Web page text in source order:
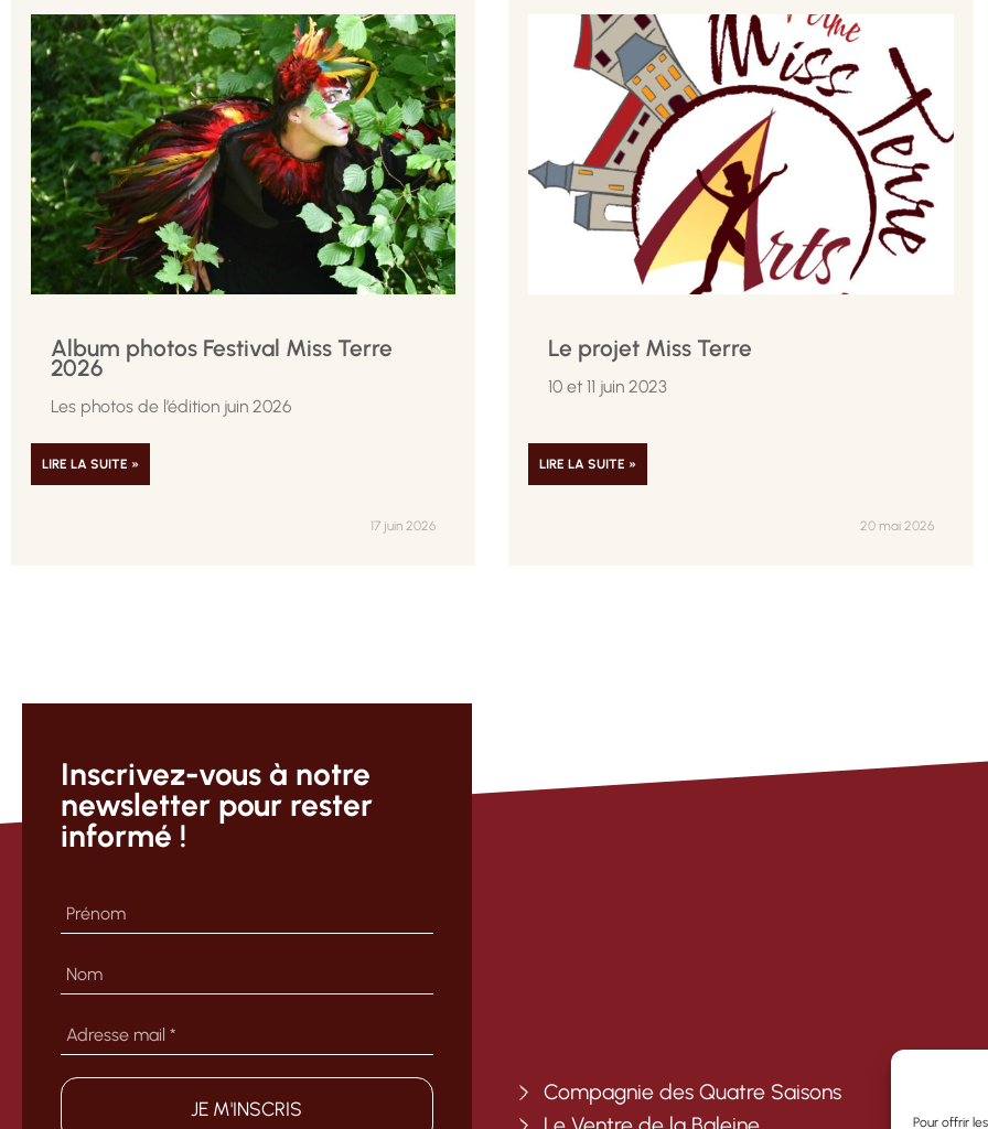
Pour offrir
Album photos Festival Miss Terre
2026
Les photos de l’édition juin 2026
LIRE LA SUITE »
17 juin 2026
Le projet Miss Terre
10 et 11 juin 2023
LIRE LA SUITE »
20 mai 2026
Inscrivez-vous à notre
newsletter pour rester
informé !
Compagnie des Quatre Saisons